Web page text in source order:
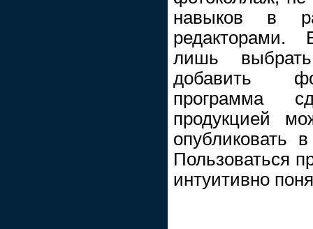
навыков в
редакторами.
лишь
добавить
программа
продукцией
опубликовать
Пользоваться
интуитивно